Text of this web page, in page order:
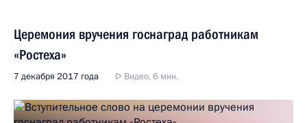
Церемония вручения госнаград работникам
«Ростеха»
7 декабря 2017 года Видео, 6 мин.